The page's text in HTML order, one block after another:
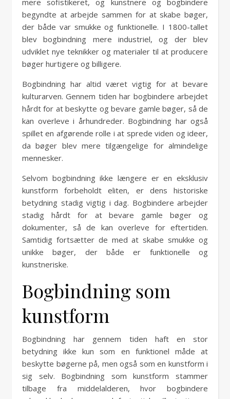
begyndte at arbejde sammen for at skabe bøger,
der både var smukke og funktionelle. I 1800-tallet
blev bogbindning mere industriel, og der blev
udviklet nye teknikker og materialer til at producere
bøger hurtigere og billigere.
Bogbindning har altid været vigtig for at bevare
kulturarven. Gennem tiden har bogbindere arbejdet
hårdt for at beskytte og bevare gamle bøger, så de
kan overleve i århundreder. Bogbindning har også
spillet en afgørende rolle i at sprede viden og ideer,
da bøger blev mere tilgængelige for almindelige
mennesker.
Selvom bogbindning ikke længere er en eksklusiv
kunstform forbeholdt eliten, er dens historiske
betydning stadig vigtig i dag. Bogbindere arbejder
stadig hårdt for at bevare gamle bøger og
dokumenter, så de kan overleve for eftertiden.
Samtidig fortsætter de med at skabe smukke og
unikke bøger, der både er funktionelle og
kunstneriske.
Bogbindning som
kunstform
Bogbindning har gennem tiden haft en stor
betydning ikke kun som en funktionel måde at
beskytte bøgerne på, men også som en kunstform i
sig selv. Bogbindning som kunstform stammer
tilbage fra middelalderen, hvor bogbindere